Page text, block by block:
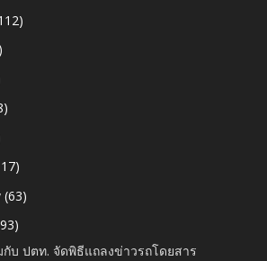
(63)
บ ปตท. จัดพิธีแถลงข่าวรถโดยสาร